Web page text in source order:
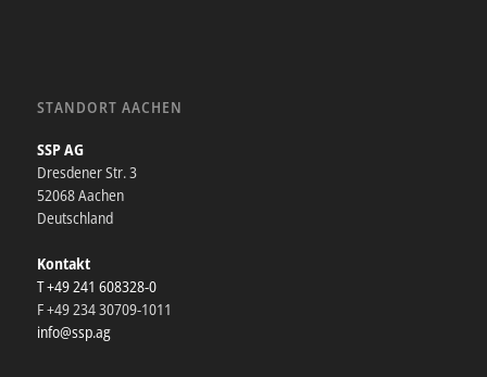
STANDORT AACHEN
SSP AG
Dresdener Str. 3
52068 Aachen
Deutschland
Kontakt
T +49 241 608328-0
F +49 234 30709-1011
info@ssp.ag